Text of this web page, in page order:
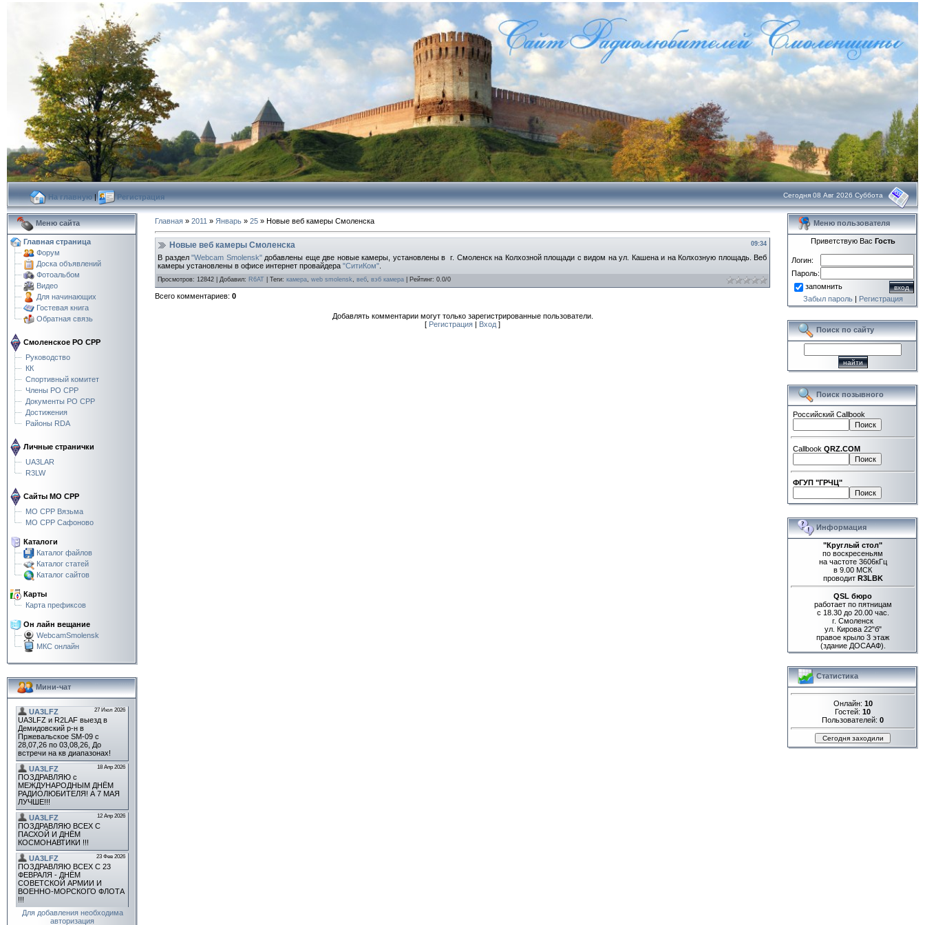
На главную| Регистрация Сегодня 08 Авг 2026 Суббота
Меню сайта
Главная страница
Форум
Доска объявлений
Фотоальбом
Видео
Для начинающих
Гостевая книга
Обратная связь
Смоленское РО СРР
Руководство
КК
Спортивный комитет
Члены РО СРР
Документы РО СРР
Достижения
Районы RDA
Личные странички
UA3LAR
R3LW
Сайты МО СРР
МО СРР Вязьма
МО СРР Сафоново
Каталоги
Каталог файлов
Каталог статей
Каталог сайтов
Карты
Карта префиксов
Он лайн вещание
WebcamSmolensk
МКС онлайн
Мини-чат
Для добавления необходима
авторизация
Главная » 2011 » Январь » 25 » Новые веб камеры Смоленска
09:34
Новые веб камеры Смоленска
В раздел "Webcam Smolensk"добавлены еще две новые камеры, установлены в г. Смоленск на Колхозной площади с видом на ул. Кашена и на Колхозную площадь. Веб
камеры установлены в офисе интернет провайдера "СитиКом"
Просмотров: 12842 Добавил: R6AT Теги: камера web smolensk веб вэб камера Рейтинг: 0.0/0
Всего комментариев: 0
Добавлять комментарии могут только зарегистрированные пользователи.
[ Регистрация | Вход ]
Меню пользователя
Приветствую Вас Гость
Логин:
Пароль:
запомнить
Забыл пароль| Регистрация
Поиск по сайту
Поиск позывного
Российский Callbook
Callbook QRZ.COM
ФГУП "ГРЧЦ"
Информация
"Круглый стол"
по воскресеньям
на частоте 3606кГц
в 9.00 МСК
проводит R3LBK
QSL бюро
работает по пятницам
с 18.30 до 20.00 час.
г. Смоленск
ул. Кирова 22"б"
правое крыло 3 этаж
(здание ДОСААФ).
Статистика
Онлайн: 10
Гостей: 10
Пользователей: 0